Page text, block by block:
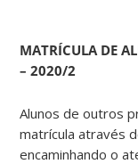
MATRÍCULA DE
– 2020/2
Alunos de outros
matrícula através
encaminhando o